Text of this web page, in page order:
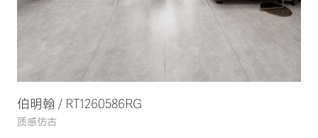
伯明翰 / RT1260586RG
质感仿古